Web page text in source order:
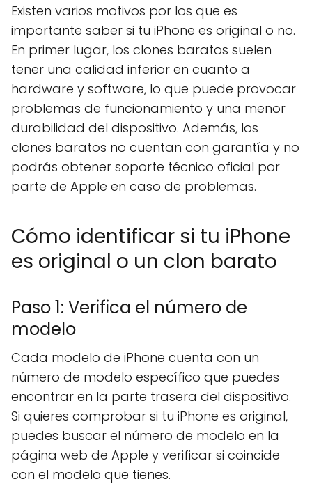
Existen varios motivos por los que es
importante saber si tu iPhone es original o no.
En primer lugar, los clones baratos suelen
tener una calidad inferior en cuanto a
hardware y software, lo que puede provocar
problemas de funcionamiento y una menor
durabilidad del dispositivo. Además, los
clones baratos no cuentan con garantía y no
podrás obtener soporte técnico oficial por
parte de Apple en caso de problemas.
Cómo identificar si tu iPhone
es original o un clon barato
Paso 1: Verifica el número de
modelo
Cada modelo de iPhone cuenta con un
número de modelo específico que puedes
encontrar en la parte trasera del dispositivo.
Si quieres comprobar si tu iPhone es original,
puedes buscar el número de modelo en la
página web de Apple y verificar si coincide
con el modelo que tienes.